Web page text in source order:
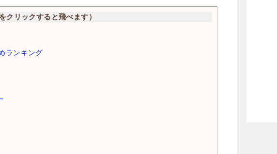
クリックすると飛べます）
ランキング